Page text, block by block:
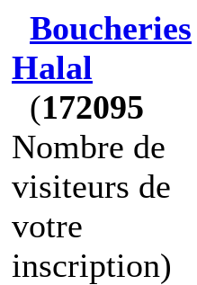
Boucheries
Halal
(172095
Nombre de
visiteurs de
votre
inscription)